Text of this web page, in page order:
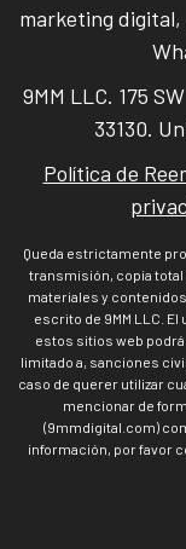
marketing digital,
9MM LLC. 175
33130.
Política de
Queda estrictamente
transmisión, copia total
materiales y
escrito de 9MM LLC.
estos sitios web
limitado a, sanciones
caso de querer utilizar
mencionar de
(9mmdigital.com)
información, por favor